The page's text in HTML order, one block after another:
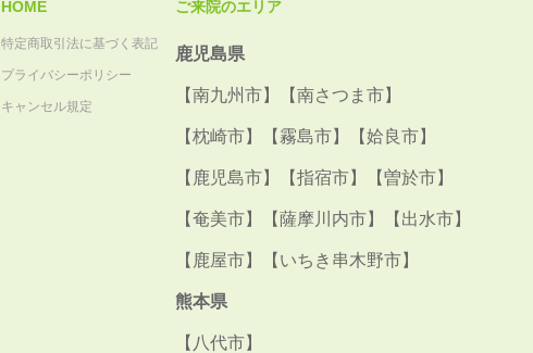
HOME
特定商取引法に基づく表記
プライバシーポリシー
キャンセル規定
ご来院のエリア
鹿児島県
【南九州市】【南さつま市】
【枕崎市】【霧島市】【姶良市】
【鹿児島市】【指宿市】【曽於市】
【奄美市】【薩摩川内市】【出水市】
【鹿屋市】【いちき串木野市】
熊本県
【八代市】